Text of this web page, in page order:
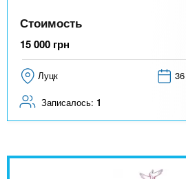
Стоимость
15 000 грн
Луцк
Записалось: 1